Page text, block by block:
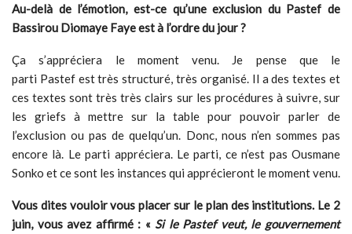
Au-delà de l’émotion, est-ce qu’une exclusion du Pastef de
Bassirou Diomaye Faye est à l’ordre du jour ?
Ça s’appréciera le moment venu. Je pense que le
parti Pastef est très structuré, très organisé. Il a des textes et
ces textes sont très très clairs sur les procédures à suivre, sur
les griefs à mettre sur la table pour pouvoir parler de
l’exclusion ou pas de quelqu’un. Donc, nous n’en sommes pas
encore là. Le parti appréciera. Le parti, ce n’est pas Ousmane
Sonko et ce sont les instances qui apprécieront le moment venu.
Vous dites vouloir vous placer sur le plan des institutions. Le 2
juin, vous avez affirmé : «Si le Pastef veut, le gouvernement